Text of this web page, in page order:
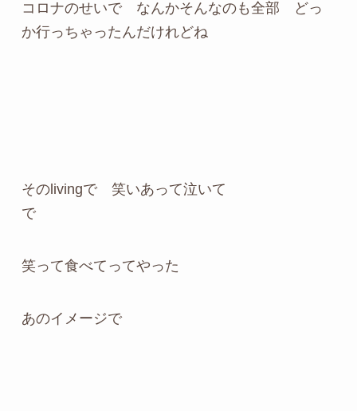
コロナのせいで なんかそんなのも全部 どっ
か行っちゃったんだけれどね
そのlivingで 笑いあって泣いて
で
笑って食べてってやった
あのイメージで